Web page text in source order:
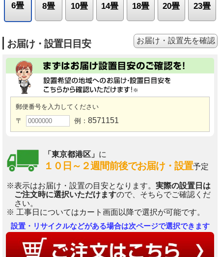
6畳 8畳 10畳 14畳 18畳 20畳 23畳
お届け・設置日目安
郵便番号を入力してください
〒 例： 8571151
「東京都港区」 に
１０日～２週間前後でお届け・設置予定
※表示はお届け・設置の目安となります。 実際の設置日は
ご注文時に選択いただけますので、そちらでご確認くだ
さい。
※ 工事日についてはカート画面以降で選択が可能です。
お届け・設置先を確認
設置・リサイクルなどがある場合は次ページで選択できます